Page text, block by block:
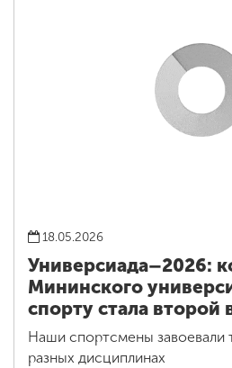
18.05.2026
Универсиада–2026:
Мининского
спорту стала второй
Наши спортсмены завоевали
разных дисциплинах